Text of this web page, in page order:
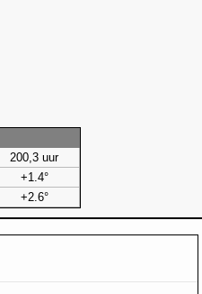
200,3 uur
+1.4°
+2.6°